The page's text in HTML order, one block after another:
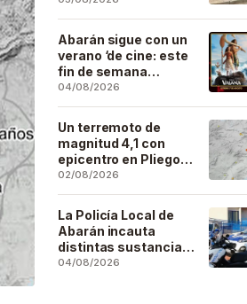
barriada de San José
Artesano
Abarán sigue con un
verano ‘de cine: este
fin de semana
Vaiana… y después,
La Odisea
04/08/2026
Un terremoto de
magnitud 4,1 con
epicentro en Pliego
se deja sentir en
buena parte de la
región
02/08/2026
La Policía Local de
Abarán incauta
distintas sustancias
estupefacientes en
04/08/2026